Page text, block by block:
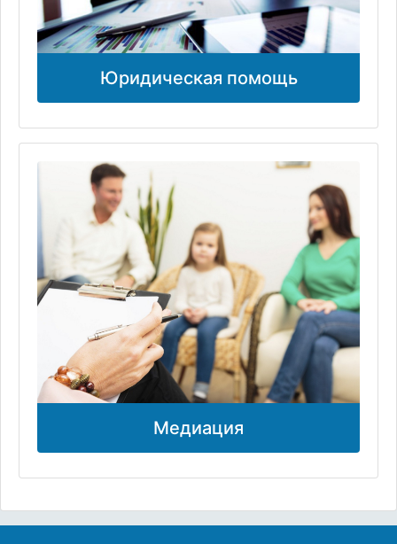
Юридическая помощь
Медиация